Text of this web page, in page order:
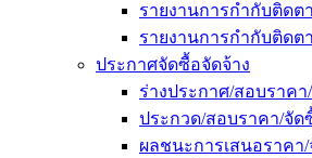
รายงานการกำกับติดต
รายงานการกำกับติดต
ประกาศจัดซื้อจัดจ้าง
ร่างประกาศ/สอบราค
ประกวด/สอบราคา/จัด
ผลชนะการเสนอราคา